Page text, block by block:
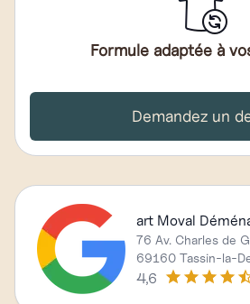
Formule adaptée à
Demandez un
art Moval
76 Av. Charles de
69160 Tassin-la-
4,6